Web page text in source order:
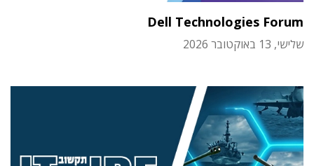
Dell Technologies Forum
שלישי, 13 באוקטובר 2026